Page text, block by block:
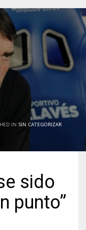
IN SIN CATEGORIZAR
sido
punto”